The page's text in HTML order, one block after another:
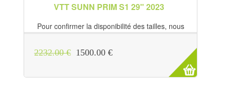
VTT SUNN PRIM S1 29" 2023
Pour confirmer la disponibilité des tailles, nous
2232.00 € 1500.00 €